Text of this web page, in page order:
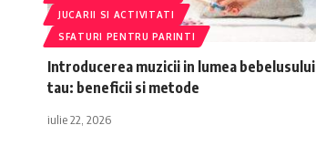
JUCARII SI ACTIVITATI
SFATURI PENTRU PARINTI
Introducerea muzicii in lumea bebelusului
tau: beneficii si metode
iulie 22, 2026